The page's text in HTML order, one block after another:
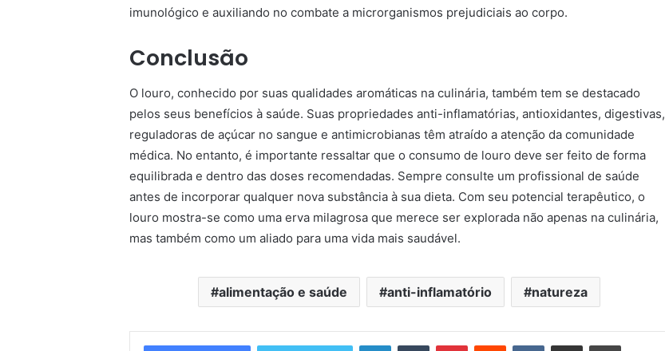
imunológico e auxiliando no combate a microrganismos prejudiciais ao corpo.
Conclusão
O louro, conhecido por suas qualidades aromáticas na culinária, também tem se destacado
pelos seus benefícios à saúde. Suas propriedades anti-inflamatórias, antioxidantes, digestivas,
reguladoras de açúcar no sangue e antimicrobianas têm atraído a atenção da comunidade
médica. No entanto, é importante ressaltar que o consumo de louro deve ser feito de forma
equilibrada e dentro das doses recomendadas. Sempre consulte um profissional de saúde
antes de incorporar qualquer nova substância à sua dieta. Com seu potencial terapêutico, o
louro mostra-se como uma erva milagrosa que merece ser explorada não apenas na culinária,
mas também como um aliado para uma vida mais saudável.
alimentação e saúde anti-inflamatório natureza